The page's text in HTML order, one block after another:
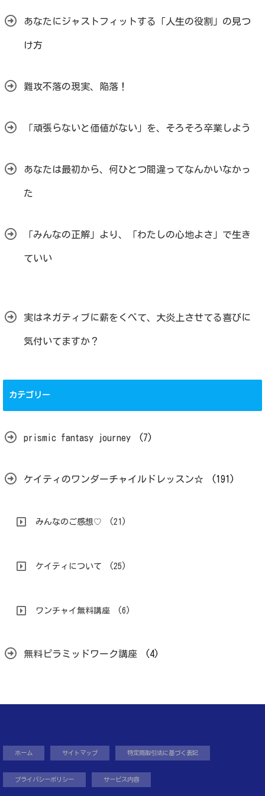
あなたにジャストフィットする「人生の役割」の見つ
け方
難攻不落の現実、陥落！
「頑張らないと価値がない」を、そろそろ卒業しよう
あなたは最初から、何ひとつ間違ってなんかいなかっ
た
「みんなの正解」より、「わたしの心地よさ」で生き
ていい
実はネガティブに薪をくべて、大炎上させてる喜びに
気付いてますか？
カテゴリー
prismic fantasy journey (7)
ケイティのワンダーチャイルドレッスン☆ (191)
みんなのご感想♡ (21)
ケイティについて (25)
ワンチャイ無料講座 (6)
無料ピラミッドワーク講座 (4)
ホーム サイトマップ 特定商取引法に基づく表記
プライバシーポリシー サービス内容